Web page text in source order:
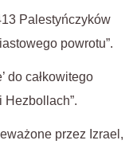
Palestyńczyków
powrotu”.
do całkowitego
Hezbollach”.
przez Izrael,